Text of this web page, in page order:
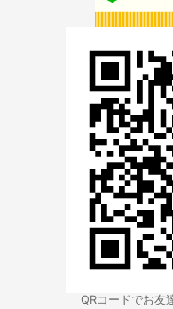
QRコードでお友